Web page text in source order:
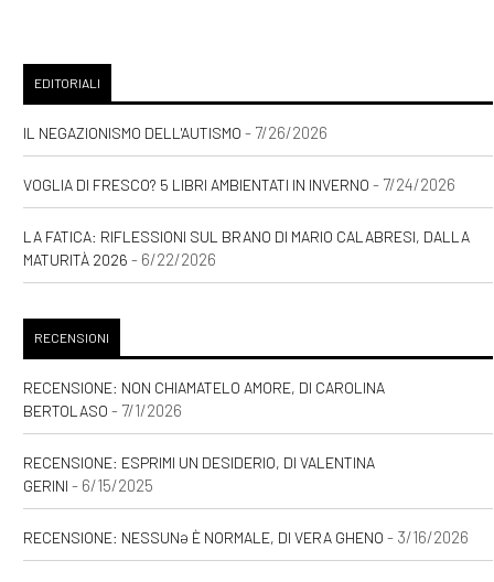
EDITORIALI
IL NEGAZIONISMO DELL'AUTISMO - 7/26/2026
VOGLIA DI FRESCO? 5 LIBRI AMBIENTATI IN INVERNO - 7/24/2026
LA FATICA: RIFLESSIONI SUL BRANO DI MARIO CALABRESI, DALLA
MATURITÀ 2026 - 6/22/2026
RECENSIONI
RECENSIONE: NON CHIAMATELO AMORE, DI CAROLINA
BERTOLASO - 7/1/2026
RECENSIONE: ESPRIMI UN DESIDERIO, DI VALENTINA
GERINI - 6/15/2025
RECENSIONE: NESSUNƏ È NORMALE, DI VERA GHENO - 3/16/2026